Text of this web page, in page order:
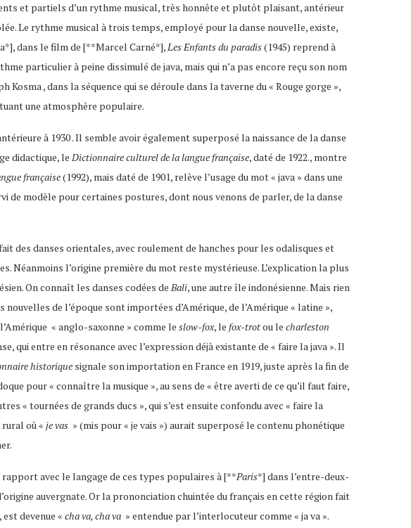
et partiels d’un rythme musical, très honnête et plutôt plaisant, antérieur
Le rythme musical à trois temps, employé pour la danse nouvelle, existe,
dans le film de [**Marcel Carné*],Les Enfants du paradis(1945) reprend à
particulier à peine dissimulé de java, mais qui n’a pas encore reçu son nom
Kosma , dans la séquence qui se déroule dans la taverne du « Rouge gorge »,
une atmosphère populaire.
à 1930 . Il semble avoir également superposé la naissance de la danse
didactique, le Dictionnaire culturel de la langue française, daté de 1922., montre
française(1992), mais daté de 1901, relève l’usage du mot « java » dans une
de modèle pour certaines postures, dont nous venons de parler, de la danse
des danses orientales, avec roulement de hanches pour les odalisques et
Néanmoins l’origine première du mot reste mystérieuse. L’explication la plus
On connaît les danses codées de Bali, une autre île indonésienne. Mais rien
de l’époque sont importées d’Amérique, de l’Amérique « latine »,
« anglo-saxonne » comme le slow-fox, le fox-trotou le charleston
qui entre en résonance avec l’expression déjà existante de « faire la java ». Il
historique signale son importation en France en 1919, juste après la fin de
pour « connaître la musique », au sens de « être averti de ce qu’il faut faire,
« tournées de grands ducs », qui s’est ensuite confondu avec « faire la
où « je vas » (mis pour « je vais ») aurait superposé le contenu phonétique
avec le langage de ces types populaires à [**Paris*] dans l’entre-deux-
auvergnate. Or la prononciation chuintée du français en cette région fait
devenue « cha va, cha va » entendue par l’interlocuteur comme « ja va ».